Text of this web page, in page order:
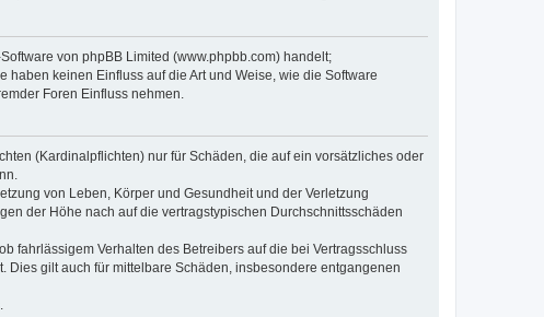
von phpBB Limited (www.phpbb.com) handelt;
keinen Einfluss auf die Art und Weise, wie die Software
Foren Einfluss nehmen.
(Kardinalpflichten) nur für Schäden, die auf ein vorsätzliches oder
von Leben, Körper und Gesundheit und der Verletzung
der Höhe nach auf die vertragstypischen Durchschnittsschäden
fahrlässigem Verhalten des Betreibers auf die bei Vertragsschluss
gilt auch für mittelbare Schäden, insbesondere entgangenen